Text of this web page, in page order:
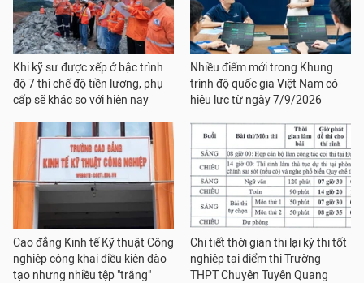
Khi kỹ sư được xếp ở bậc trình
độ 7 thì chế độ tiền lương, phụ
cấp sẽ khác so với hiện nay
Nhiều điểm mới trong Khung
trình độ quốc gia Việt Nam có
hiệu lực từ ngày 7/9/2026
Cao đẳng Kinh tế Kỹ thuật Công
nghiệp công khai điều kiện đào
tạo nhưng nhiều tệp "trắng"
Chi tiết thời gian thi lại kỳ thi tốt
nghiệp tại điểm thi Trường
THPT Chuyên Tuyên Quang